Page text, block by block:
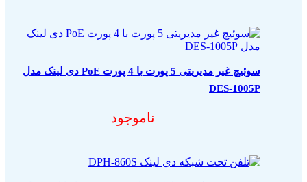
سوئیچ غیر مدیریتی 5 پورت با 4 پورت PoE دی لینک مدل
DES-1005P
ناموجود